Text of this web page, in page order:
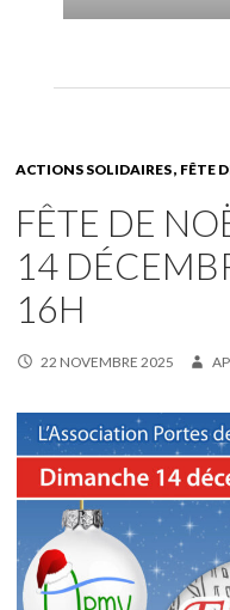
ACTIONS SOLIDAIRES FÊTE
FÊTE DE
14
16H
22 NOVEMBRE 2025